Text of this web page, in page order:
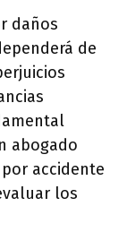
daños
de
abogado
accidente
los